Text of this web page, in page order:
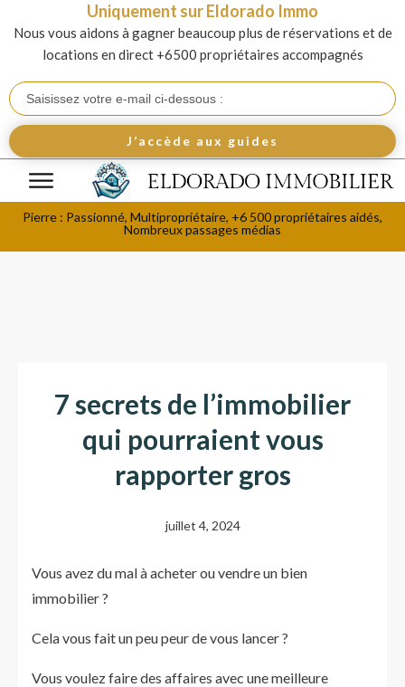
Uniquement sur Eldorado Immo
Nous vous aidons à gagner beaucoup plus de réservations et de
locations en direct +6500 propriétaires accompagnés
J’accède aux guides
Pierre : Passionné, Multipropriétaire, +6 500 propriétaires aidés,
Nombreux passages médias
7 secrets de l’immobilier
qui pourraient vous
rapporter gros
juillet 4, 2024
Vous avez du mal à acheter ou vendre un bien
immobilier ?
Cela vous fait un peu peur de vous lancer ?
Vous voulez faire des affaires avec une meilleure